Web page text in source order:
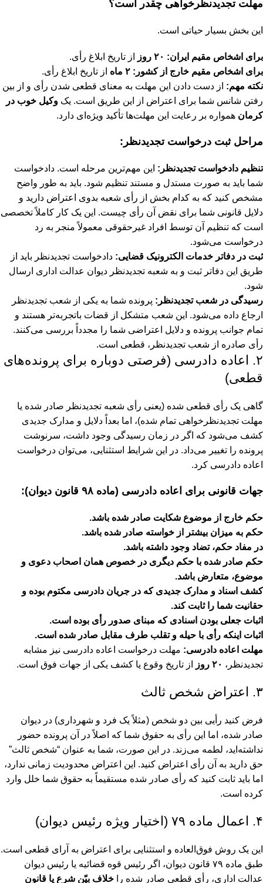
مهلت تجدیدنظرخواهی چقدر است؟
این بخش بسیار حیاتی است.
برای اشخاص مقیم ایران: ۲۰ روز
از تاریخ ابلاغ رأی.
برای اشخاص مقیم خارج از کشور: ۲ ماه
از تاریخ ابلاغ رأی.
نکته مهم: از دست دادن این مهلت به معنای قطعی شدن رأی و از بین
رفتن شانس شما برای اعتراض از این طریق است. یک وکیل خوب در
کرمان همواره بر رعایت این مهلت‌ها تأکید ویژه‌ای دارد.
مراحل ثبت درخواست تجدیدنظر:
تنظیم دادخواست تجدیدنظر: این مهم‌ترین مرحله است. دادخواست
شما باید به صورت مستدل و مستند تنظیم شود. باید به طور واضح
مشخص کنید که به کدام بخش از رأی شعبه بدوی اعتراض دارید و
دلایل قانونی شما برای نقض آن رأی چیست. این یک کار کاملاً تخصصی
است که تنظیم آن توسط افراد غیرحقوقی معمولاً منجر به رد
درخواست می‌شود.
ثبت در دفاتر خدمات الکترونیک قضایی: دادخواست تجدیدنظر باید از
طریق این دفاتر ثبت و به شعبه تجدیدنظر دیوان عدالت اداری ارسال
شود.
رسیدگی در شعب تجدیدنظر: پرونده شما به یکی از شعب تجدیدنظر
ارجاع داده می‌شود. این شعب متشکل از قضات باتجربه‌تر هستند و
تمام جوانب پرونده و دلایل اعتراضی شما را مجدداً بررسی می‌کنند.
رأی صادره از شعب تجدیدنظر، قطعی است.
۲. اعاده دادرسی (فرصتی دوباره برای پرونده‌های
قطعی)
گاهی یک رأی قطعی شده (یعنی رأی شعبه تجدیدنظر صادر شده یا
مهلت تجدیدنظرخواهی تمام شده)، اما بعداً دلایل و مدارک جدیدی
کشف می‌شود که اگر در زمان رسیدگی وجود داشت، سرنوشت
پرونده را تغییر می‌داد. در این شرایط استثنایی، می‌توان درخواست
اعاده دادرسی کرد.
جهات قانونی برای اعاده دادرسی (ماده ۹۸ قانون دیوان):
حکم خارج از موضوع شکایت صادر شده باشد.
حکم به میزان بیشتر از خواسته صادر شده باشد.
در مفاد حکم، تضاد وجود داشته باشد.
حکم صادر شده با حکم دیگری در خصوص همان اصحاب دعوی و
موضوع، متعارض باشد.
کشف اسناد و مدارک جدیدی که در جریان دادرسی مکتوم بوده و
حقانیت شما را ثابت کند.
اثبات جعلی بودن اسنادی که مبنای صدور رأی بوده است.
اثبات اینکه رأی با حیله و تقلب طرف مقابل صادر شده است.
مهلت اعاده دادرسی: مهلت درخواست اعاده دادرسی نیز مشابه
تجدیدنظر، ۲۰ روز از تاریخ وقوع یا کشف یکی از جهات فوق است.
۳. اعتراض شخص ثالث
فرض کنید رأیی بین دو شخص (مثلاً یک فرد و شهرداری) در دیوان
صادر شده، اما این رأی به حقوق شما که اصلاً در آن پرونده حضور
نداشته‌اید، لطمه می‌زند. در این صورت، شما به عنوان “شخص ثالث”
حق دارید به آن رأی اعتراض کنید. این اعتراض محدودیت زمانی ندارد،
اما باید ثابت کنید که رأی صادر شده مستقیماً به حقوق شما خلل وارد
کرده است.
۴. اعمال ماده ۷۹ (اختیار ویژه رئیس دیوان)
این یک روش فوق‌العاده و استثنایی برای اعتراض به آرای قطعی است.
طبق ماده ۷۹ قانون دیوان، اگر رئیس قوه قضائیه یا رئیس دیوان
عدالت اداری، رأی قطعی صادر شده را خلاف بیّن شرع یا قانون